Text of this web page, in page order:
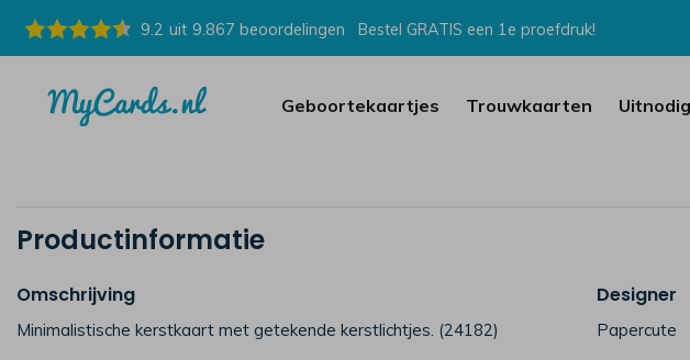
9.2 uit 9.867 beoordelingen Bestel GRATIS een 1e proefdruk!
Geboortekaartjes Trouwkaarten
Productinformatie
Omschrijving
Minimalistische kerstkaart met getekende kerstlichtjes. (24182)
Designer
Papercute